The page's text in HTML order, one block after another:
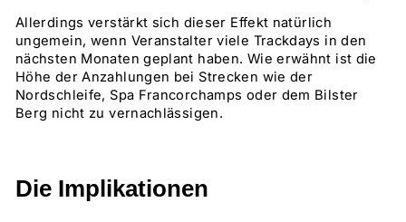
Allerdings verstärkt sich dieser Effekt natürlich
ungemein, wenn Veranstalter viele Trackdays in den
nächsten Monaten geplant haben. Wie erwähnt ist die
Höhe der Anzahlungen bei Strecken wie der
Nordschleife, Spa Francorchamps oder dem Bilster
Berg nicht zu vernachlässigen.
Die Implikationen